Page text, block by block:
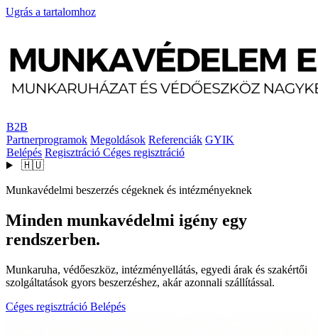
Ugrás a tartalomhoz
B2B
Partnerprogramok Megoldások Referenciák GYIK
Belépés Regisztráció Céges regisztráció
🇭🇺
Munkavédelmi beszerzés cégeknek és intézményeknek
Minden munkavédelmi igény egy
rendszerben.
Munkaruha, védőeszköz, intézményellátás, egyedi árak és szakértői
szolgáltatások gyors beszerzéshez, akár azonnali szállítással.
Céges regisztráció Belépés